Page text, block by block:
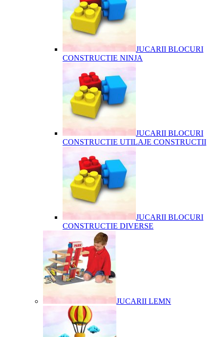
JUCARII BLOCURI
CONSTRUCTIE NINJA
JUCARII BLOCURI
CONSTRUCTIE UTILAJE CONSTRUCTII
JUCARII BLOCURI
CONSTRUCTIE DIVERSE
JUCARII LEMN